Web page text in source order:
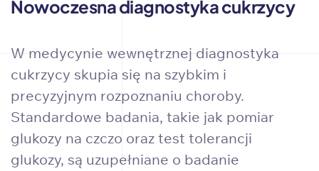
Nowoczesna diagnostyka cukrzycy
W medycynie wewnętrznej diagnostyka
cukrzycy skupia się na szybkim i
precyzyjnym rozpoznaniu choroby.
Standardowe badania, takie jak pomiar
glukozy na czczo oraz test tolerancji
glukozy, są uzupełniane o badanie